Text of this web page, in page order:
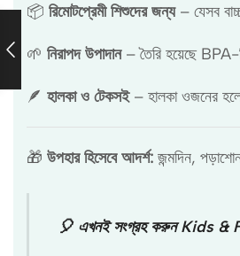
📦 রিমোটপ্রেমী শিশুদের জন্য– যেসব
🌱 নিরাপদ উপাদান– তৈরি হয়েছে BPA-
🪶 হালকা ও টেকসই– হালকা ওজনের
🎁 উপহার হিসেবে আদর্শ: জন্মদিন,
🎈 এখনই সংগ্রহ করুন Kids &